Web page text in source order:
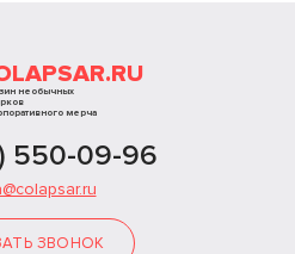
необычных
мерча
550-09-96
ЗВОНОК